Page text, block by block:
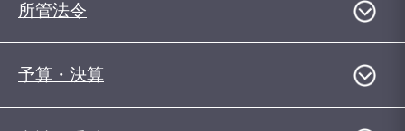
所管法令
予算・決算